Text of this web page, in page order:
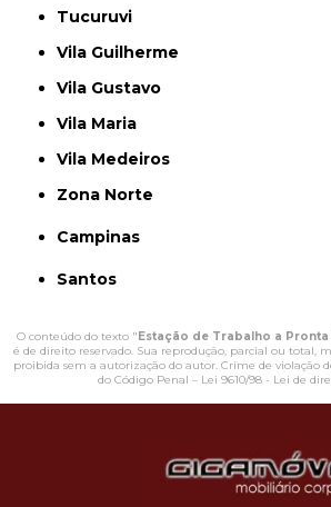
Tucuruvi
Vila Guilherme
Vila Gustavo
Vila Maria
Vila Medeiros
Zona Norte
Campinas
Santos
O conteúdo do texto "Estação de Trabalho a
é de direito reservado. Sua reprodução, parcial ou total,
proibida sem a autorização do autor. Crime de violação
do Código Penal – Lei 9610/98 - Lei de